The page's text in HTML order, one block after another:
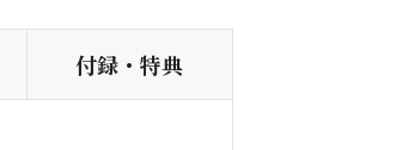
付録・特典